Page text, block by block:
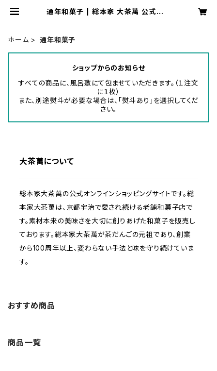
通年和菓子 | 総本家 大茶萬 公式オン
ホーム 通年和菓子
ショップからのお知らせ
すべての商品に、風呂敷にて包ませていただきます。（１注文
に１枚）
また、別途熨斗が必要な場合は、「熨斗あり」を選択してくだ
さい。
大茶萬について
総本家大茶萬の公式オンラインショッピングサイトです。総
本家大茶萬は、京都宇治で愛され続ける老舗和菓子店で
す。素材本来の美味さを大切に創りあげた和菓子を販売し
ております。総本家大茶萬が茶だんごの元祖であり、創業
から100周年以上、変わらない手法と味を守り続けていま
す。
おすすめ商品
商品一覧